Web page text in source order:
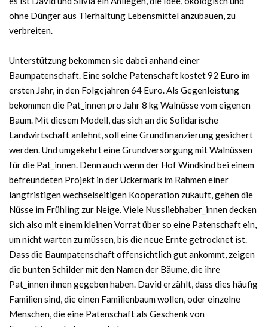
ohne Dünger aus Tierhaltung Lebensmittel anzubauen, zu
verbreiten.
Unterstützung bekommen sie dabei anhand einer
Baumpatenschaft. Eine solche Patenschaft kostet 92 Euro im
ersten Jahr, in den Folgejahren 64 Euro. Als Gegenleistung
bekommen die Pat_innen pro Jahr 8 kg Walnüsse vom eigenen
Baum. Mit diesem Modell, das sich an die Solidarische
Landwirtschaft anlehnt, soll eine Grundfinanzierung gesichert
werden. Und umgekehrt eine Grundversorgung mit Walnüssen
für die Pat_innen. Denn auch wenn der Hof Windkind bei einem
befreundeten Projekt in der Uckermark im Rahmen einer
langfristigen wechselseitigen Kooperation zukauft, gehen die
Nüsse im Frühling zur Neige. Viele Nussliebhaber_innen decken
sich also mit einem kleinen Vorrat über so eine Patenschaft ein,
um nicht warten zu müssen, bis die neue Ernte getrocknet ist.
Dass die Baumpatenschaft offensichtlich gut ankommt, zeigen
die bunten Schilder mit den Namen der Bäume, die ihre
Pat_innen ihnen gegeben haben. David erzählt, dass dies häufig
Familien sind, die einen Familienbaum wollen, oder einzelne
Menschen, die eine Patenschaft als Geschenk von